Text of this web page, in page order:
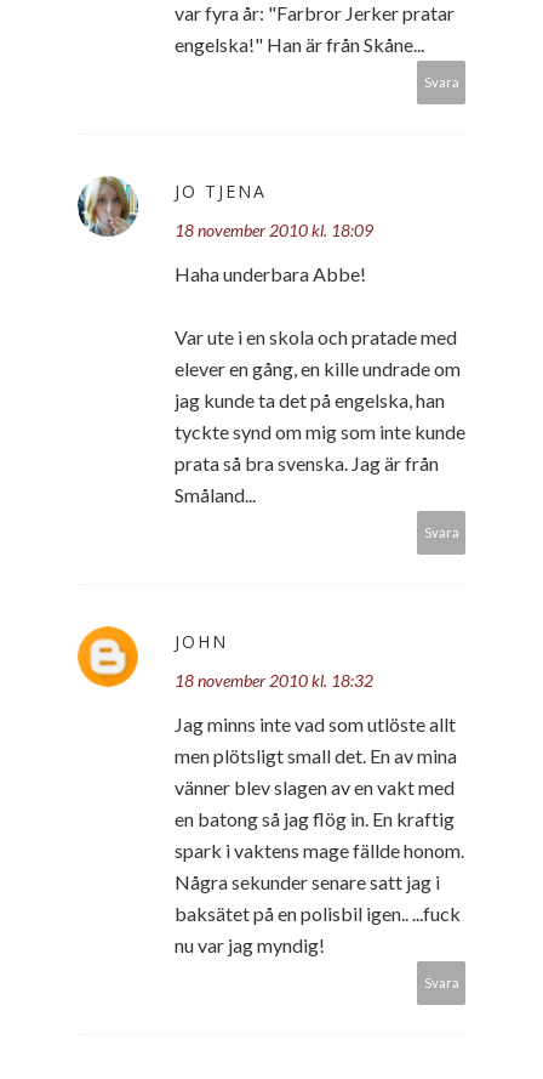
var fyra år: "Farbror Jerker pratar
engelska!" Han är från Skåne...
Svara
JO TJENA
18 november 2010 kl. 18:09
Haha underbara Abbe!
Var ute i en skola och pratade med
elever en gång, en kille undrade om
jag kunde ta det på engelska, han
tyckte synd om mig som inte kunde
prata så bra svenska. Jag är från
Småland...
Svara
JOHN
18 november 2010 kl. 18:32
Jag minns inte vad som utlöste allt
men plötsligt small det. En av mina
vänner blev slagen av en vakt med
en batong så jag flög in. En kraftig
spark i vaktens mage fällde honom.
Några sekunder senare satt jag i
baksätet på en polisbil igen.. ...fuck
nu var jag myndig!
Svara